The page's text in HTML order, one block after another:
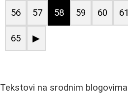
56 57 58 59 60 61
65 ▶
Tekstovi na srodnim blogovima